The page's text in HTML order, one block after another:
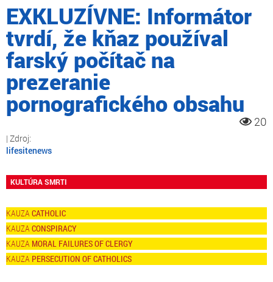
EXKLUZÍVNE: Informátor
tvrdí, že kňaz používal
farský počítač na
prezeranie
pornografického obsahu
20
lifesitenews
KULTÚRA SMRTI
CATHOLIC
CONSPIRACY
MORAL FAILURES OF CLERGY
PERSECUTION OF CATHOLICS